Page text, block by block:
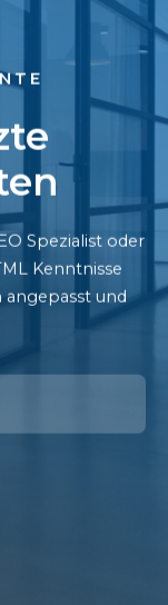
Spezialist oder
Kenntnisse
und